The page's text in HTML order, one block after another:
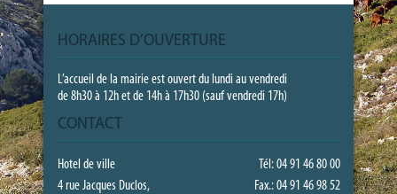
HORAIRES D’OUVERTURE
L’accueil de la mairie est ouvert du lundi au vendredi
de 8h30 à 12h et de 14h à 17h30 (sauf vendredi 17h)
CONTACT
Hotel de ville
Tél: 04 91 46 80 00
4 rue Jacques Duclos,
Fax.: 04 91 46 98 52